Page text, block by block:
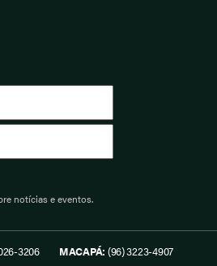
notícias e eventos.
3206 MACAPÁ: (96) 3223-4907